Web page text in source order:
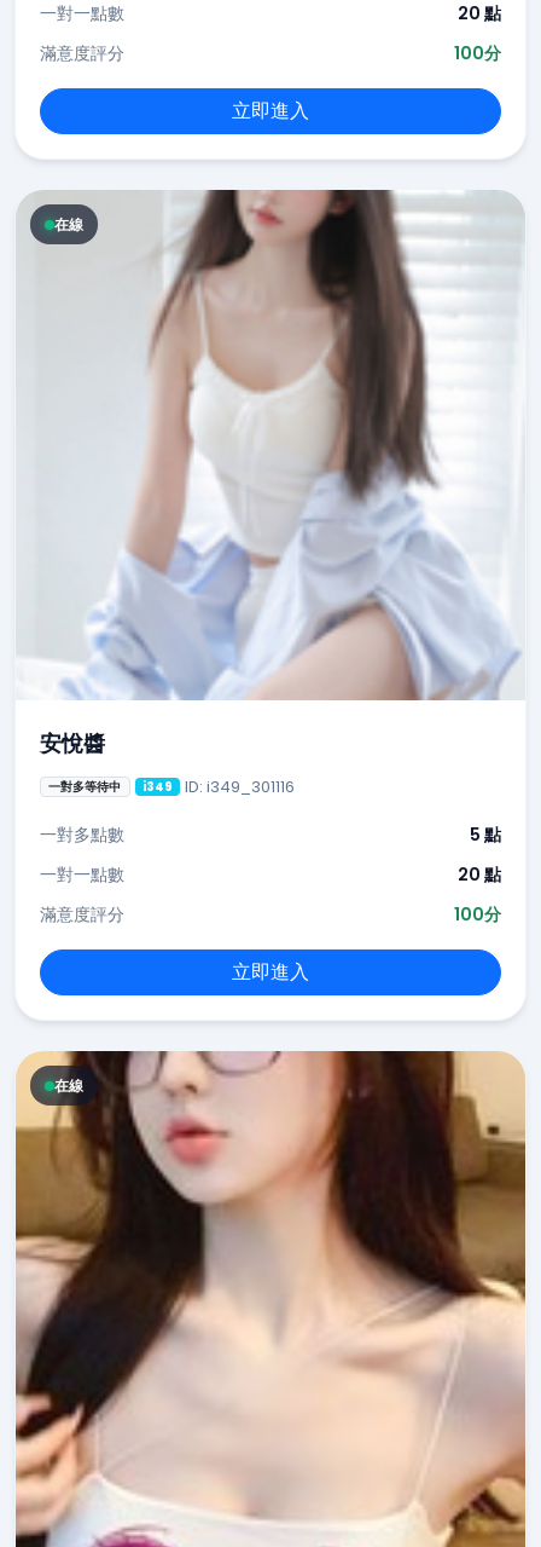
一對一點數
20 點
滿意度評分
100分
立即進入
在線
安悅醬
一對多等待中 i349 ID: i349_301116
一對多點數
5 點
一對一點數
20 點
滿意度評分
100分
立即進入
在線